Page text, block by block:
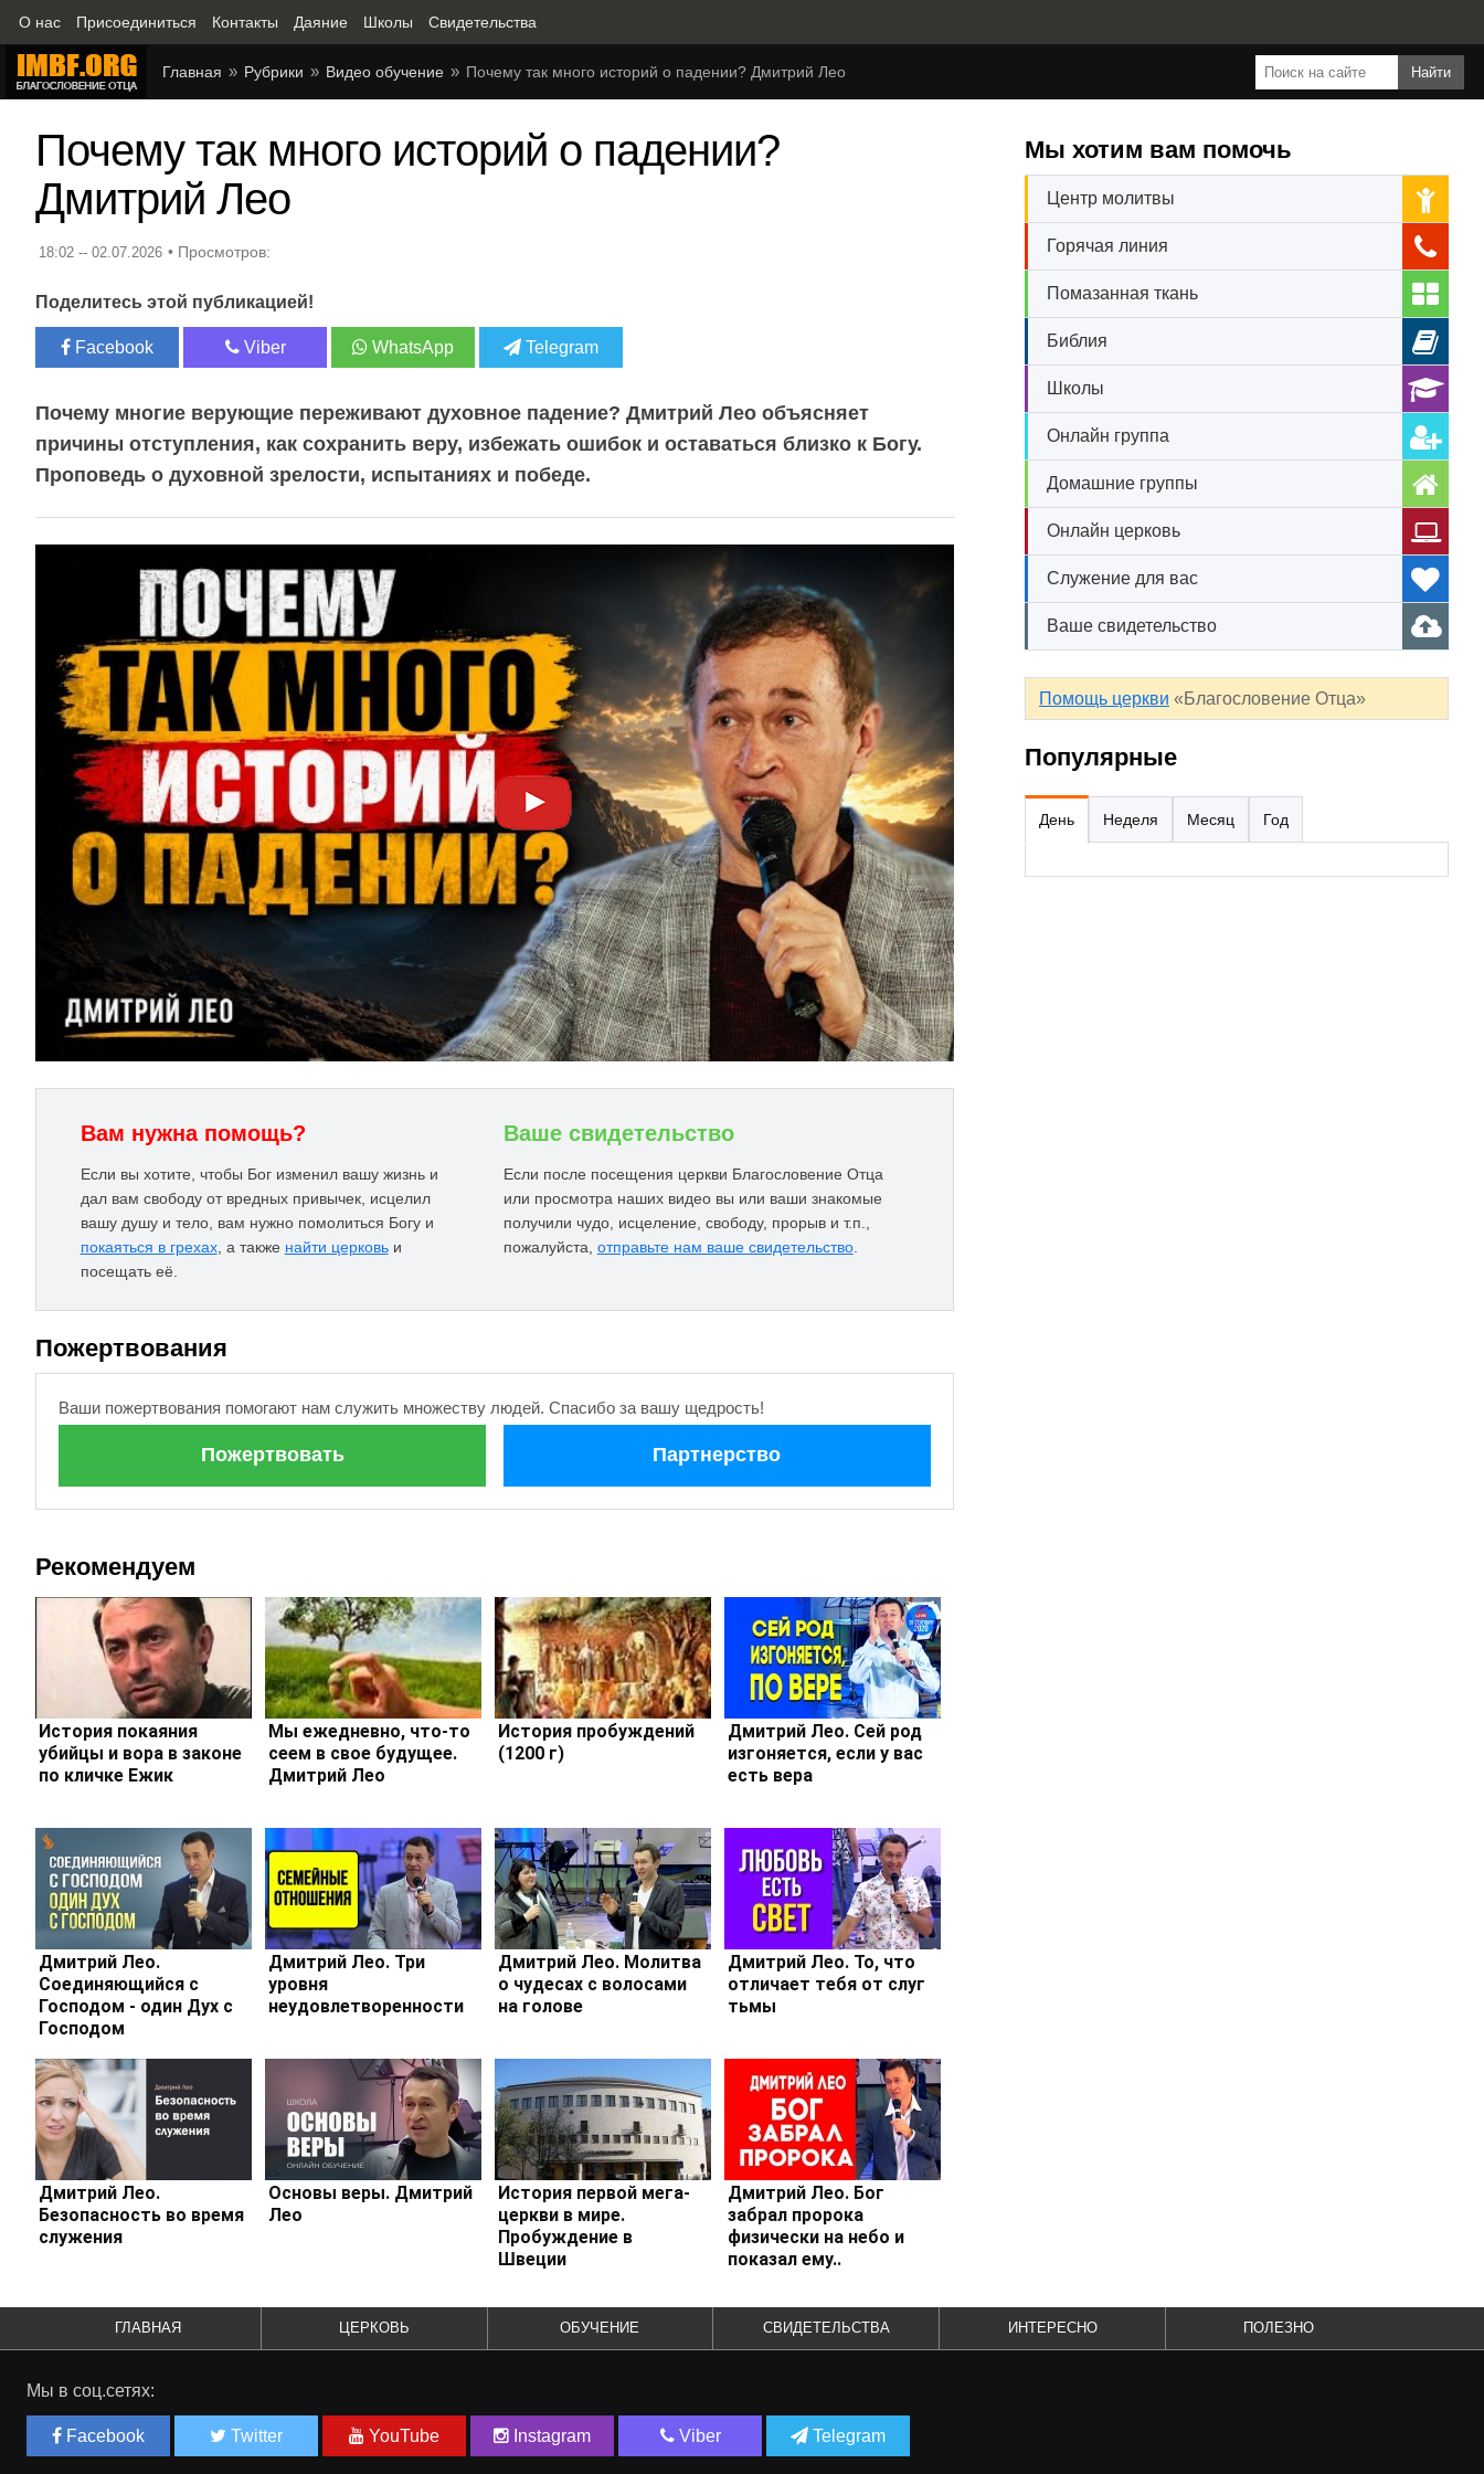
О нас Присоединиться Контакты Даяние Школы Свидетельства
Главная Рубрики Видео обучение Почему так много историй о падении? Дмитрий Лео
Почему так много историй о падении?
Дмитрий Лео
18:02 -- 02.07.2026
Поделитесь этой публикацией!
Facebook Viber WhatsApp Telegram
Почему многие верующие переживают духовное падение? Дмитрий Лео объясняет
причины отступления, как сохранить веру, избежать ошибок и оставаться близко к Богу.
Проповедь о духовной зрелости, испытаниях и победе.
Вам нужна помощь?
Если вы хотите, чтобы Бог изменил вашу жизнь и
дал вам свободу от вредных привычек, исцелил
вашу душу и тело, вам нужно помолиться Богу и
покаяться в грехах, а также найти церковьи
посещать её.
Ваше свидетельство
Если после посещения церкви Благословение Отца
или просмотра наших видео вы или ваши знакомые
получили чудо, исцеление, свободу, прорыв и т.п.,
пожалуйста, отправьте нам ваше свидетельство.
Пожертвования
Ваши пожертвования помогают нам служить множеству людей. Спасибо за вашу щедрость!
Пожертвовать Партнерство
Рекомендуем
История покаяния
убийцы и вора в законе
по кличке Ежик
Мы ежедневно, что-то
сеем в свое будущее.
Дмитрий Лео
История пробуждений
(1200 г)
Дмитрий Лео. Сей род
изгоняется, если у вас
есть вера
Дмитрий Лео.
Соединяющийся с
Господом - один Дух с
Господом
Дмитрий Лео. Три
уровня
неудовлетворенности
Дмитрий Лео. Молитва
о чудесах с волосами
на голове
Дмитрий Лео. То, что
отличает тебя от слуг
тьмы
Дмитрий Лео.
Безопасность во время
служения
Основы веры. Дмитрий
Лео
История первой мега-
церкви в мире.
Пробуждение в
Швеции
Дмитрий Лео. Бог
забрал пророка
физически на небо и
показал ему..
Мы хотим вам помочь
Центр молитвы
Горячая линия
Помазанная ткань
Библия
Школы
Онлайн группа
Домашние группы
Онлайн церковь
Служение для вас
Ваше свидетельство
Помощь церкви «Благословение Отца»
Популярные
День Неделя Месяц Год
ГЛАВНАЯ ЦЕРКОВЬ ОБУЧЕНИЕ СВИДЕТЕЛЬСТВА ИНТЕРЕСНО ПОЛЕЗНО
Мы в соц.сетях:
Facebook Twitter YouTube Instagram Viber Telegram